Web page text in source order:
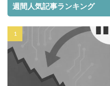
週間人気記事ランキング